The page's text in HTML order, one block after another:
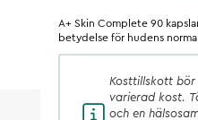
A+ Skin Complete 90
betydelse för hudens
Kosttillskott bör
varierad kost.
och en